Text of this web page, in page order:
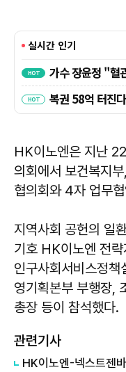
HK이노엔은 지난
의회에서 보건복지
협의회와 4자 업무
지역사회 공헌의 일
기호 HK이노엔 전
인구사회서비스정
영기획본부 부행장,
총장 등이 참석했다.
관련기사